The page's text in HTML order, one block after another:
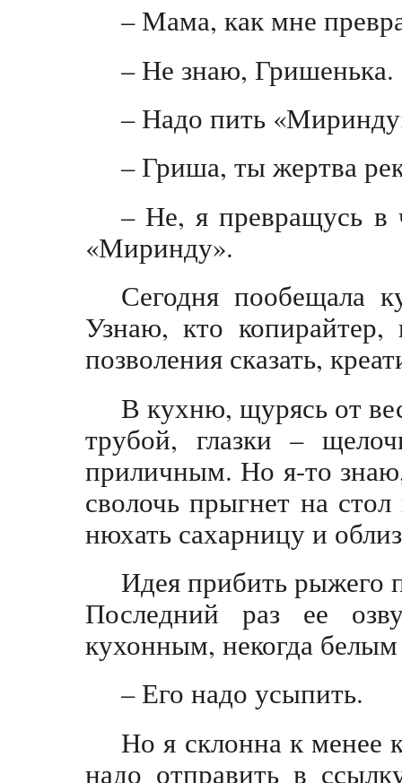
– Мама, как мне
– Не знаю, Гришенька.
– Надо пить
– Гриша, ты жертва
– Не, я превращусь в
«Миринду».
Сегодня пообещала
Узнаю, кто
позволения сказать,
В кухню, щурясь от
трубой, глазки –
приличным. Но я-то
сволочь прыгнет на
нюхать сахарницу и
Идея прибить рыжего
Последний раз ее
кухонным, некогда
– Его надо усыпить.
Но я склонна к менее
надо отправить в